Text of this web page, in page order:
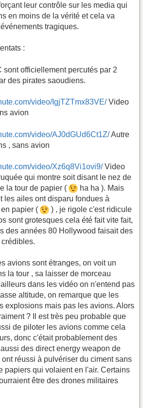
leur contrôle sur les media qui
en moins de la vérité et cela va
tragiques.
:
sont officiellement percutés par 2
des pirates saoudiens.
video/IgjTZTmx83VE/Video
avion
video/AJ0dGUd6Ct1Z/Autre
, sans avion
video/Xz6q8Vi1ovi9/Video
qui montre soit disant le nez de
la tour de papier (
ha ha ). Mais
les ailes ont disparu fondues à
papier (
) , je rigole c'est ridicule
sont grotesques cela été fait vite fait,
des années 80 Hollywood faisait des
avions sont étranges, on voit un
la tour , sa laisser de morceau
dans les vidéo on n'entend pas
altitude, on remarque que les
explosions mais pas les avions. Alors
? Il est très peu probable que
de piloter les avions comme cela
donc c'était probablement des
des direct energy weapon de
réussi à pulvériser du ciment sans
papiers qui volaient en l'air. Certains
être des drones militaires